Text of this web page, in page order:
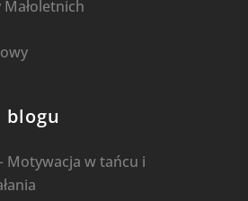
blogu
Motywacja w tańcu i